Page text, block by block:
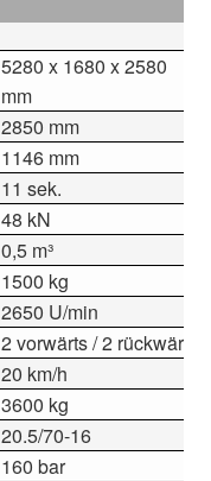
5280 x 1680 x 2580
mm
2850 mm
1146 mm
11 sek.
48 kN
0,5 m³
1500 kg
2650 U/min
2 vorwärts / 2 rückwärts
20 km/h
3600 kg
20.5/70-16
160 bar